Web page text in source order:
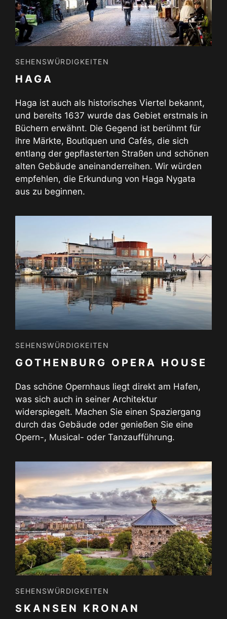
SEHENSWÜRDIGKEITEN
HAGA
Haga ist auch als historisches Viertel bekannt,
und bereits 1637 wurde das Gebiet erstmals in
Büchern erwähnt. Die Gegend ist berühmt für
ihre Märkte, Boutiquen und Cafés, die sich
entlang der gepflasterten Straßen und schönen
alten Gebäude aneinanderreihen. Wir würden
empfehlen, die Erkundung von Haga Nygata
aus zu beginnen.
SEHENSWÜRDIGKEITEN
GOTHENBURG OPERA HOUSE
Das schöne Opernhaus liegt direkt am Hafen,
was sich auch in seiner Architektur
widerspiegelt. Machen Sie einen Spaziergang
durch das Gebäude oder genießen Sie eine
Opern-, Musical- oder Tanzaufführung.
SEHENSWÜRDIGKEITEN
SKANSEN KRONAN